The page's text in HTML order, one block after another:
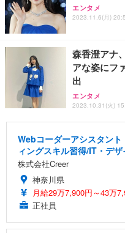
エンタメ
2023.11.6(月)
森香澄アナ
アな姿にフ
出
エンタメ
2023.10.31(火)
Webコーダーアシスタン
ィングスキル習得/IT・デ
株式会社Creer
神奈川県
月給29万7,900円～43万
正社員